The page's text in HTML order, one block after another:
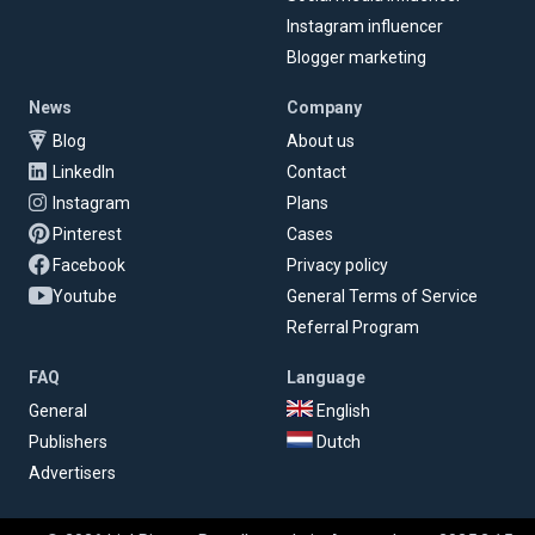
Instagram influencer
Blogger marketing
News
Blog
LinkedIn
Instagram
Pinterest
Facebook
Youtube
Company
About us
Contact
Plans
Cases
Privacy policy
General Terms of Service
Referral Program
FAQ
General
Publishers
Advertisers
Language
English
Dutch